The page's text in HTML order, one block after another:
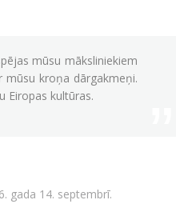
mūsu māksliniekiem
mūsu kroņa dārgakmeņi.
Eiropas kultūras.
gada 14. septembrī.